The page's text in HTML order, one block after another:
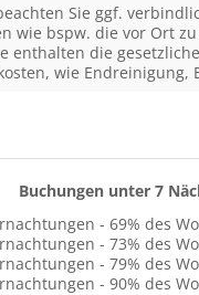
Sie ggf.
wie bspw. die vor Ort
enthalten die
wie Endreinigung,
Buchungen unter 7
- 69% des
- 73% des
- 79% des
- 90% des